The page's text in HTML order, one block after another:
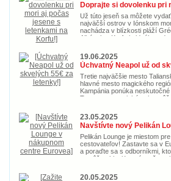
Už túto jeseň sa môžete
najväčší ostrov v Iónskom
nachádza v blízkosti pláží
Albánska. Korfu je ideálnou
nielen na leto, ale aj počas
zľavnenými letenkami za cenu
nenechajte ujsť príležitosť zažiť
dobrodružstvo na Korfu.
19.06.2025
Tretie najväčšie mesto
hlavné mesto magického
Kampánia ponúka neskutočné
Toto gastronomické nebo
letenkami už od 55€. Doprajte si
taliansku idylku s nádherným
teraz.
23.05.2025
Pelikán Lounge je miestom
cestovateľov! Zastavte sa v
a poraďte sa s odborníkmi,
pomôžu objaviť nové
ďalšie cestovateľské
20.05.2025